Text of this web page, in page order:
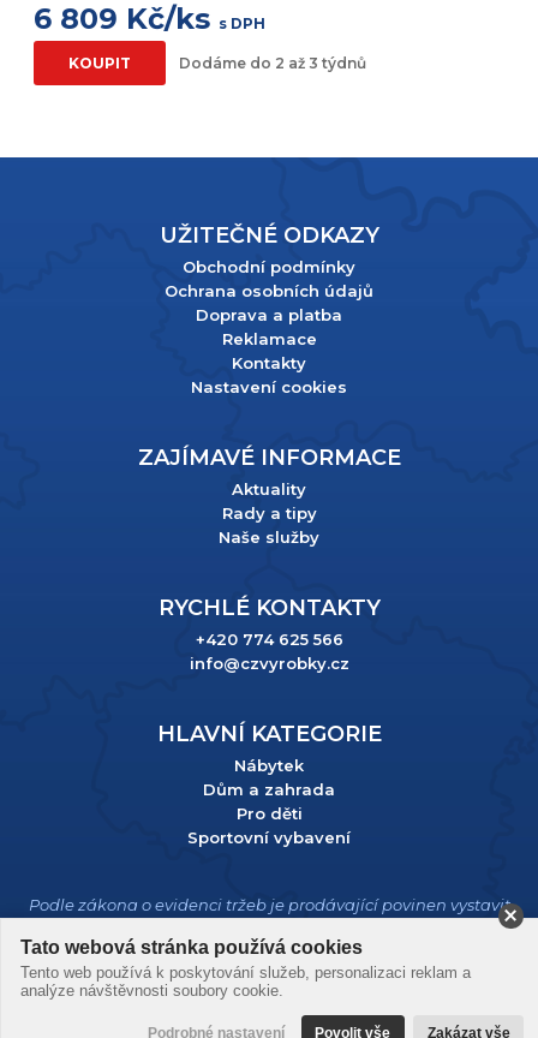
6 809 Kč/ks s DPH
KOUPIT Dodáme do 2 až 3 týdnů
UŽITEČNÉ ODKAZY
Obchodní podmínky
Ochrana osobních údajů
Doprava a platba
Reklamace
Kontakty
Nastavení cookies
ZAJÍMAVÉ INFORMACE
Aktuality
Rady a tipy
Naše služby
RYCHLÉ KONTAKTY
+420 774 625 566
info@czvyrobky.cz
HLAVNÍ KATEGORIE
Nábytek
Dům a zahrada
Pro děti
Sportovní vybavení
Podle zákona o evidenci tržeb je prodávající povinen vystavit
kupujícímu účtenku. Zároveň je povinen zaevidovat přijatou
tržbu u správce daně online; v případě technického výpadku
pak nejpozději do 48 hodin.
Tato webová stránka používá cookies
Tento web používá k poskytování služeb, personalizaci reklam a
analýze návštěvnosti soubory cookie.
Podrobné nastavení Povolit vše Zakázat vše